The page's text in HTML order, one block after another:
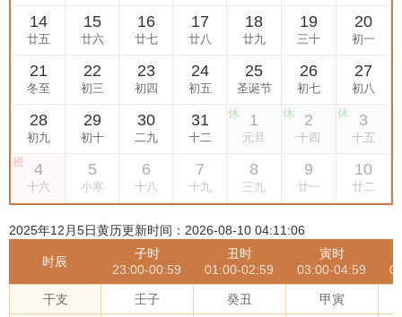
2025年12月5日黄历更新时间：2026-08-10 04:11:06
时辰
子时
23:00-00:59
丑时
01:00-02:59
寅时
03:00-04:59
干支 壬子 癸丑 甲寅